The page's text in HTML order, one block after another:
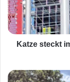
s
t
e
c
m
Katze steckt
J